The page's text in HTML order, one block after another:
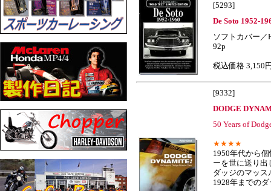
[5293]
De Soto 1952-
ソフトカバー／
92p
税込価格 3,150
[9332]
DODGE
50 Years of
★★★★
1950年代から
ーを世に送り出
ダッジのマッス
1928年までのダ